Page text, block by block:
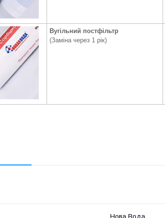
Вугільний постфільтр
(Заміна через 1 рік)
Нова Вода